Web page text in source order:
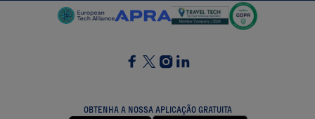
OBTENHA A NOSSA APLICAÇÃO GRATUITA